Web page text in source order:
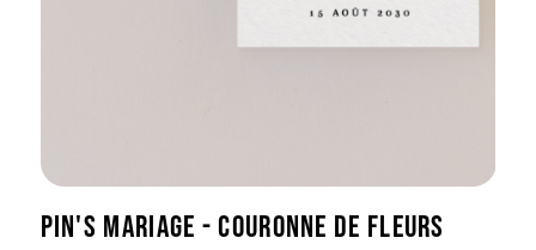
PIN'S MARIAGE - COURONNE DE FLEURS